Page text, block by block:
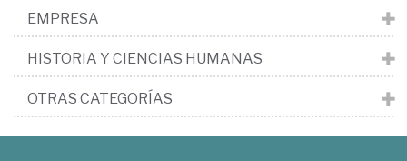
EMPRESA
HISTORIA Y CIENCIAS HUMANAS
OTRAS CATEGORÍAS